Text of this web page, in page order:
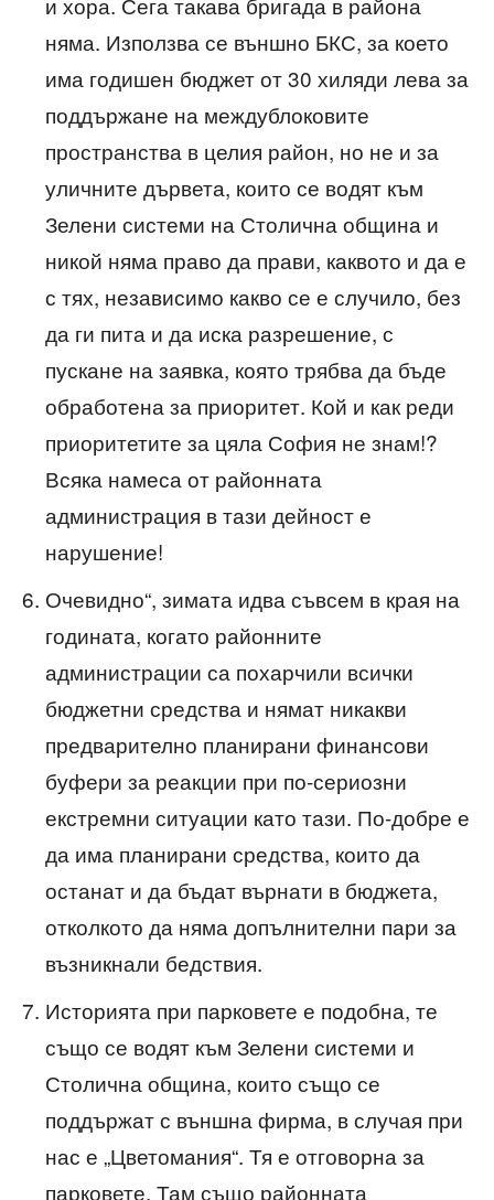
няма. Използва се външно БКС, за което
има годишен бюджет от 30 хиляди лева за
поддържане на междублоковите
пространства в целия район, но не и за
уличните дървета, които се водят към
Зелени системи на Столична община и
никой няма право да прави, каквото и да е
с тях, независимо какво се е случило, без
да ги пита и да иска разрешение, с
пускане на заявка, която трябва да бъде
обработена за приоритет. Кой и как реди
приоритетите за цяла София не знам!?
Всяка намеса от районната
администрация в тази дейност е
нарушение!
Очевидно“, зимата идва съвсем в края на
годината, когато районните
администрации са похарчили всички
бюджетни средства и нямат никакви
предварително планирани финансови
буфери за реакции при по-сериозни
екстремни ситуации като тази. По-добре е
да има планирани средства, които да
останат и да бъдат върнати в бюджета,
отколкото да няма допълнителни пари за
възникнали бедствия.
Историята при парковете е подобна, те
също се водят към Зелени системи и
Столична община, които също се
поддържат с външна фирма, в случая при
нас е „Цветомания“. Тя е отговорна за
парковете. Там също районната